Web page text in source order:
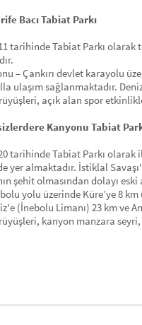
Bacı Tabiat Parkı
tarihinde Tabiat Parkı olarak
– Çankırı devlet karayolu
ulaşım sağlanmaktadır.
açık alan spor
Kanyonu Tabiat
tarihinde Tabiat Parkı
yer almaktadır. İstiklal
şehit olmasından dolayı
yolu üzerinde Küre’ye 8
(İnebolu Limanı) 23 km ve
kanyon manzara